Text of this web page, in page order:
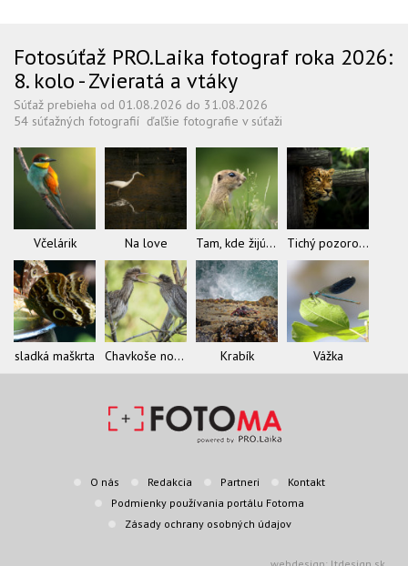
Fotosúťaž PRO.Laika fotograf roka 2026:
8. kolo - Zvieratá a vtáky
Súťaž prebieha od 01.08.2026 do 31.08.2026
54 súťažných fotografií ďaľšie fotografie v súťaži
Včelárik Na love Tam, kde žijú sysle Tichý pozorovateľ
sladká maškrta Chavkoše nočné Krabík Vážka
O nás Redakcia Partneri
Kontakt
Podmienky používania portálu Fotoma
Zásady ochrany osobných údajov